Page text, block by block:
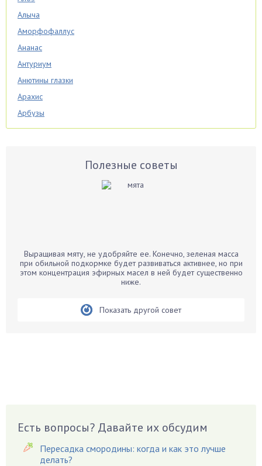
Алыча
Аморфофаллус
Ананас
Антуриум
Анютины глазки
Арахис
Арбузы
Аспарагус
Бархатцы
Бегония
Вешенки
Виноград
Полезные советы
Выращивая мяту, не удобряйте ее. Конечно, зеленая масса
при обильной подкормке будет развиваться активнее, но при
этом концентрация эфирных масел в ней будет существенно
ниже.
Показать другой совет
Есть вопросы? Давайте их обсудим
Пересадка смородины: когда и как это лучше
делать?